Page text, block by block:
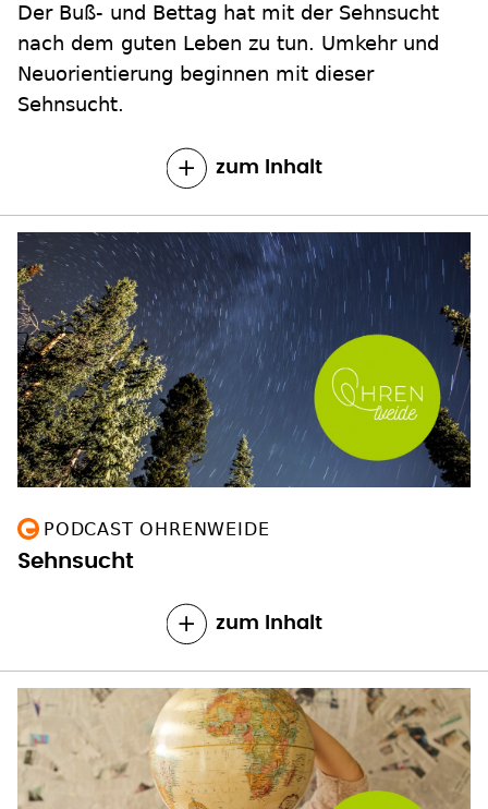
Der Buß- und Bettag hat mit der Sehnsucht
nach dem guten Leben zu tun. Umkehr und
Neuorientierung beginnen mit dieser
Sehnsucht.
zum Inhalt
PODCAST OHRENWEIDE
Sehnsucht
zum Inhalt